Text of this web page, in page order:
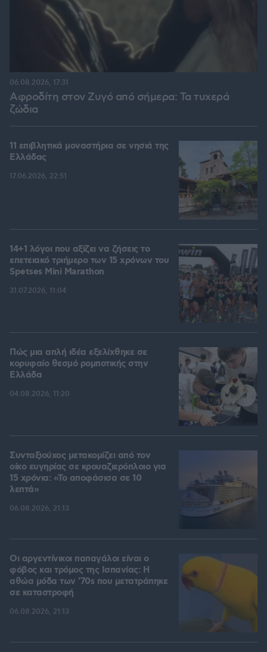
Αφροδίτη στον Ζυγό από σήμερα: Τα τυχερά
ζώδια
06.08.2026, 17:31
11 επιβλητικά μοναστήρια σε νησιά της
Ελλάδας
17.06.2026, 22:51
14+1 λόγοι που αξίζει να ζήσεις το
επετειακό τριήμερο των 15 χρόνων του
Spetses Mini Marathon
31.07.2026, 11:04
Πώς μια απλή ιδέα εξελίχθηκε σε
κορυφαίο θεσμό ρομποτικής στην
Ελλάδα
04.08.2026, 11:20
Συνταξιούχος μετακομίζει από τον
οίκο ευγηρίας σε κρουαζιερόπλοιο για
15 χρόνια: «Το αποφάσισα σε 10
λεπτά»
06.08.2026, 21:13
Οι αργεντίνικοι παπαγάλοι είναι ο
φόβος και τρόμος της Ισπανίας: Η
αθώα μόδα των '70s που μετατράπηκε
σε καταστροφή
06.08.2026, 21:13